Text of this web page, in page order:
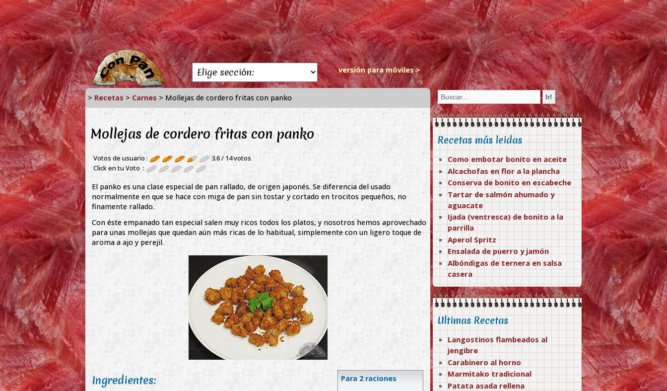
versión para móviles >
> Recetas > Carnes > Mollejas de cordero fritas con panko
Mollejas de cordero fritas con panko
Votos de usuario : 3.6 / 14votos
Click en tu Voto :
El panko es una clase especial de pan rallado, de origen japonés. Se diferencia del usado
normalmente en que se hace con miga de pan sin tostar y cortado en trocitos pequeños, no
finamente rallado.
Con éste empanado tan especial salen muy ricos todos los platos, y nosotros hemos aprovechado
para unas mollejas que quedan aún más ricas de lo habitual, simplemente con un ligero toque de
aroma a ajo y perejil.
Para 2 raciones
Ingredientes:
Recetas más leidas
Como embotar bonito en aceite
Alcachofas en flor a la plancha
Conserva de bonito en escabeche
Tartar de salmón ahumado y
aguacate
Ijada (ventresca) de bonito a la
parrilla
Aperol Spritz
Ensalada de puerro y jamón
Albóndigas de ternera en salsa
casera
Ultimas Recetas
Langostinos flambeados al
jengibre
Carabinero al horno
Marmitako tradicional
Patata asada rellena